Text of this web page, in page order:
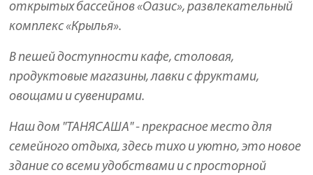
открытых бассейнов «Оазис», развлекательный
комплекс «Крылья».
В пешей доступности кафе, столовая,
продуктовые магазины, лавки с фруктами,
овощами и сувенирами.
Наш дом "ТАНЯСАША" - прекрасное место для
семейного отдыха, здесь тихо и уютно, это новое
здание со всеми удобствами и с просторной